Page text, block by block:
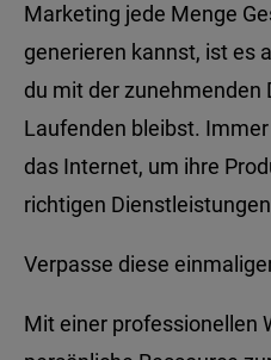
Marketing jede Menge
generieren kannst, ist es
du mit der zunehmenden
Laufenden bleibst.
das Internet, um ihre
richtigen
Verpasse diese
Mit einer professionellen